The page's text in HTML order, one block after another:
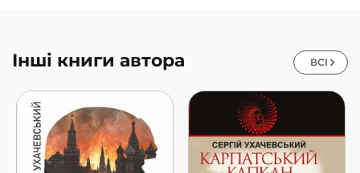
Інші книги автора ВСІ